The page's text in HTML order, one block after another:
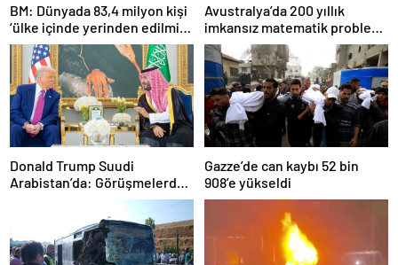
BM: Dünyada 83,4 milyon kişi
‘ülke içinde yerinden edilmiş’
olarak yaşıyor
Avustralya’da 200 yıllık
imkansız matematik problemi
çözüldü
Donald Trump Suudi
Arabistan’da: Görüşmelerde
Gazze’de can kaybı 52 bin
908’e yükseldi